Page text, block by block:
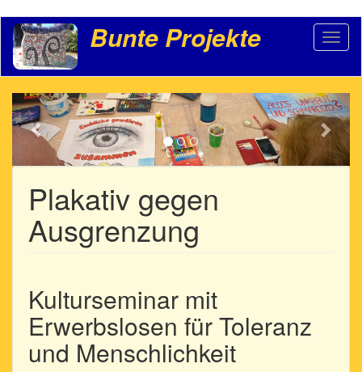
Direkt
zum
Inhalt
Bunte Projekte
Previous
Plakativ gegen
Ausgrenzung
Kulturseminar mit
Erwerbslosen für Toleranz
und Menschlichkeit